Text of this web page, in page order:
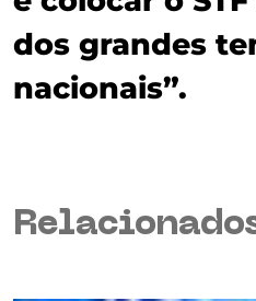
dos grandes
nacionais”.